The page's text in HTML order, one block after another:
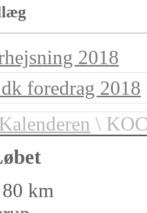
2018
foredrag 2018
\
km